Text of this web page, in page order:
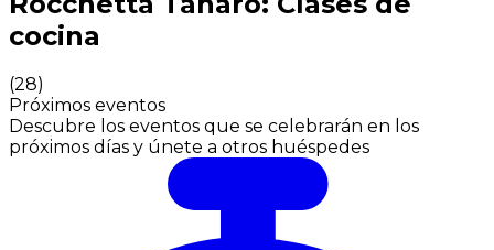
cocina
(28)
Próximos eventos
Descubre los eventos que se celebrarán en los
próximos días y únete a otros huéspedes